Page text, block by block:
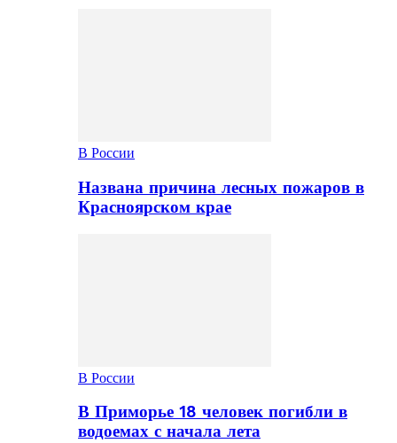
В России
Названа причина лесных пожаров в
Красноярском крае
В России
В Приморье 18 человек погибли в
водоемах с начала лета